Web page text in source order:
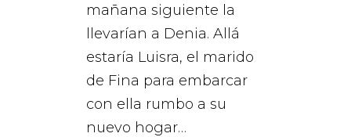
mañana siguiente la
llevarían a Denia. Allá
estaría Luisra, el marido
de Fina para embarcar
con ella rumbo a su
nuevo hogar…